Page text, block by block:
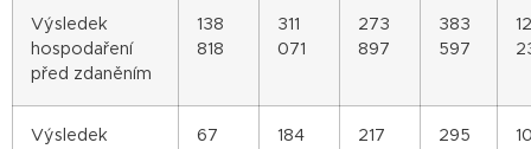
Výsledek
hospodaření
před zdaněním
138
818
311
071
273
897
383
597
Výsledek
67
184
217
295